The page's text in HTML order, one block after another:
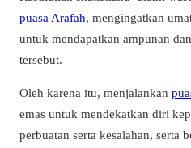
puasa Arafah, mengingatkan
untuk mendapatkan ampunan
tersebut.
Oleh karena itu, menjalankan
emas untuk mendekatkan diri
perbuatan serta kesalahan, serta